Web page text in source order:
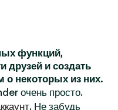
функций,
друзей и создать
о некоторых из них.
очень просто.
. Не забудь